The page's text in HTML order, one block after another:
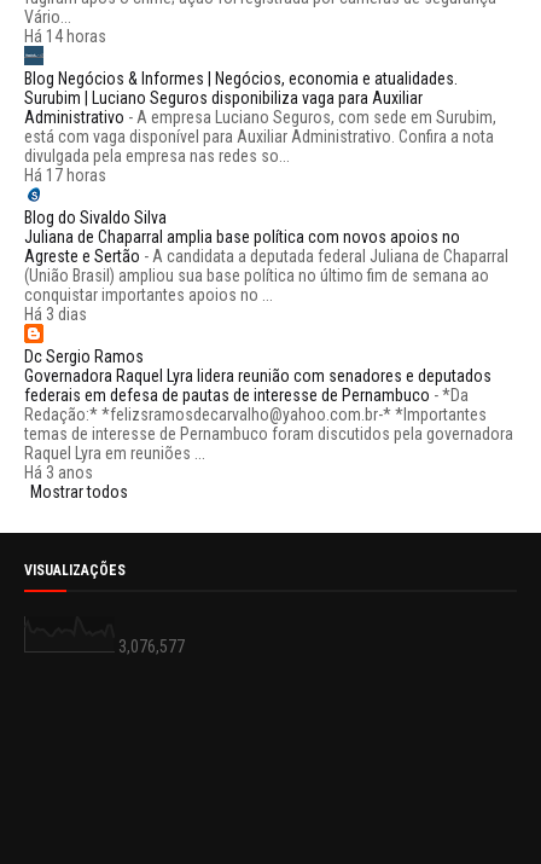
Vário...
Há 14 horas
Blog Negócios & Informes | Negócios, economia e atualidades.
Surubim | Luciano Seguros disponibiliza vaga para Auxiliar
Administrativo -A empresa Luciano Seguros, com sede em Surubim,
está com vaga disponível para Auxiliar Administrativo. Confira a nota
divulgada pela empresa nas redes so...
Há 17 horas
Blog do Sivaldo Silva
Juliana de Chaparral amplia base política com novos apoios no
Agreste e Sertão -A candidata a deputada federal Juliana de Chaparral
(União Brasil) ampliou sua base política no último fim de semana ao
conquistar importantes apoios no ...
Há 3 dias
Dc Sergio Ramos
Governadora Raquel Lyra lidera reunião com senadores e deputados
federais em defesa de pautas de interesse de Pernambuco -*Da
Redação:* *felizsramosdecarvalho@yahoo.com.br-* *Importantes
temas de interesse de Pernambuco foram discutidos pela governadora
Raquel Lyra em reuniões ...
Há 3 anos
Mostrar todos
VISUALIZAÇÕES
3,076,577